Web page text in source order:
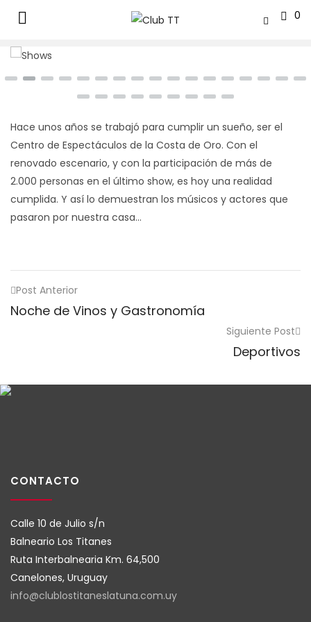
0
Hace unos años se trabajó para cumplir un sueño, ser el
Centro de Espectáculos de la Costa de Oro. Con el
renovado escenario, y con la participación de más de
2.000 personas en el último show, es hoy una realidad
cumplida. Y así lo demuestran los músicos y actores que
pasaron por nuestra casa…
Post Anterior
Noche de Vinos y Gastronomía
Siguiente Post
Deportivos
CONTACTO
Calle 10 de Julio s/n
Balneario Los Titanes
Ruta Interbalnearia Km. 64,500
Canelones, Uruguay
info@clublostitaneslatuna.com.uy